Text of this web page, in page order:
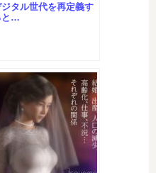
タル世代を再定義す
と…